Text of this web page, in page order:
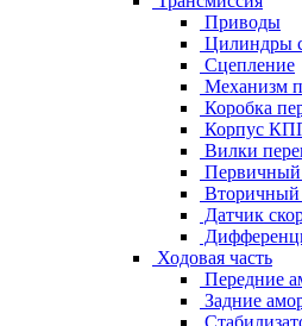
Приводы
Цилиндры
Сцепление
Механизм
Коробка
Корпус
Вилки
Первичный
Вторичный
Датчик
Ходовая часть
Передние
Задние